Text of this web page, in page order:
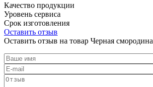
Качество продукции
Уровень сервиса
Срок изготовления
Оставить отзыв
Оставить отзыв на товар Черная смородина